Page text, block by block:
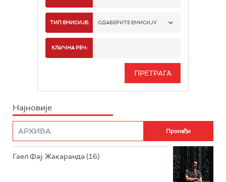
РАДИО БЕОГРАД 1
РАДИО БЕОГРАД 3
РАДИО РОКЕНРОЛЕР
ТИП ЕМИСИЈЕ: ОДАБЕРИТЕ ЕМИСИЈУ
ИНФО
КЉУЧНА РЕЧ:
Најновије
Гаел Фај: Жакаранда (16)